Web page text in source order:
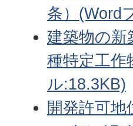
条）(Word
建築物の新
種特定工作
ル:18.3KB)
開発許可